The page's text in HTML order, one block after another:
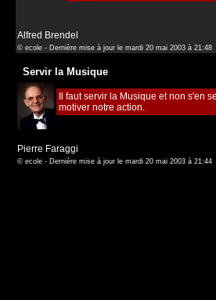
Alfred Brendel
© ecole - Dernière mise à jour le mardi 20 mai 2003 à 21:48
Servir la Musique
Il faut servir la Musique et non s'en
motiver notre action.
Pierre Faraggi
© ecole - Dernière mise à jour le mardi 20 mai 2003 à 21:44